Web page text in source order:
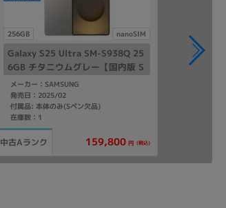
256GB nanoSIM
Galaxy S25 Ultra SM-S938Q 25
6GB チタニウムグレー【国内版 S
IMフリー】
メーカー：SAMSUNG
発売日：2025/02
付属品: 本体のみ(Sペン欠品)
在庫数：1
中古Aランク 159,800 円 (税込)